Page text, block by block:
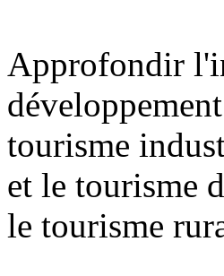
Approfondir
tourisme
et le tourisme
le tourisme